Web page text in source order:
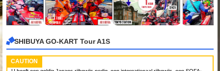
SHIBUYA GO-KART Tour A1S
CAUTION